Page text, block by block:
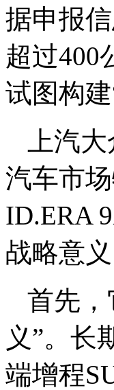
据申报
超过400
试图构
上汽
汽车市
ID.ERA
战略意义
首先，
义”。长
端增程